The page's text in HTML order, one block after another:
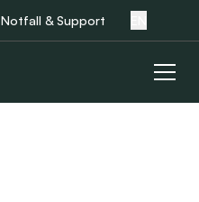
Notfall & Support